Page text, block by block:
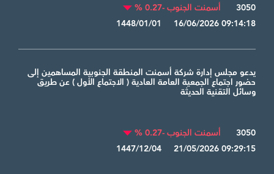
3050
أسمنت الجنوب -0.27 %
1448/01/01 16/06/2026 09:14:18
يدعو مجلس إدارة شركة أسمنت المنطقة الجنوبية المساهمين إلى
حضور اجتماع الجمعية العامة العادية ( الاجتماع الأول ) عن طريق
وسائل التقنية الحديثة
3050
أسمنت الجنوب -0.27 %
1447/12/04 21/05/2026 09:29:15